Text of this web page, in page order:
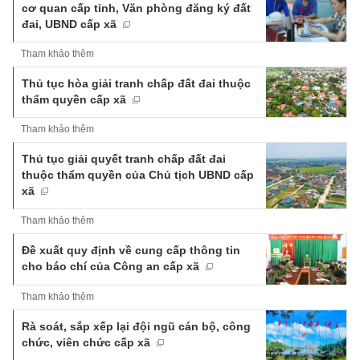
cơ quan cấp tỉnh, Văn phòng đăng ký đất
đai, UBND cấp xã
Tham khảo thêm
Thủ tục hòa giải tranh chấp đất đai thuộc
thẩm quyền cấp xã
Tham khảo thêm
Thủ tục giải quyết tranh chấp đất đai
thuộc thẩm quyền của Chủ tịch UBND cấp
xã
Tham khảo thêm
Đề xuất quy định về cung cấp thông tin
cho báo chí của Công an cấp xã
Tham khảo thêm
Rà soát, sắp xếp lại đội ngũ cán bộ, công
chức, viên chức cấp xã